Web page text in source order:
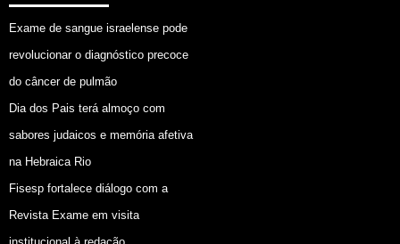
Exame de sangue israelense pode
revolucionar o diagnóstico precoce
do câncer de pulmão
Dia dos Pais terá almoço com
sabores judaicos e memória afetiva
na Hebraica Rio
Fisesp fortalece diálogo com a
Revista Exame em visita